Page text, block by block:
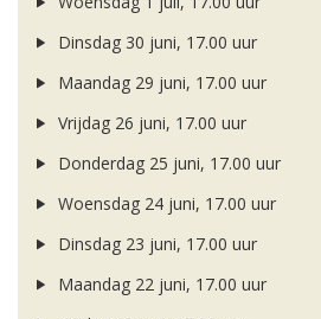
Dinsdag 30 juni, 17.00 uur
Maandag 29 juni, 17.00 uur
Vrijdag 26 juni, 17.00 uur
Donderdag 25 juni, 17.00 uur
Woensdag 24 juni, 17.00 uur
Dinsdag 23 juni, 17.00 uur
Maandag 22 juni, 17.00 uur